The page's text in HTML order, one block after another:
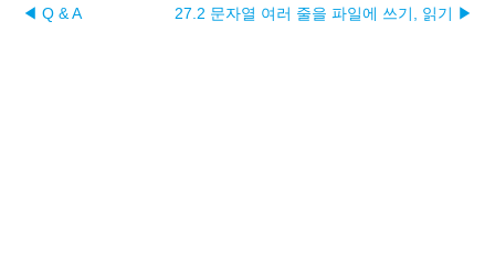
◀ Q & A 27.2 문자열 여러 줄을 파일에 쓰기, 읽기 ▶︎